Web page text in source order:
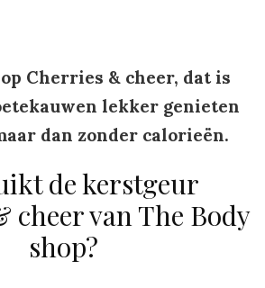
Cherries & cheer, dat is
lekker genieten
dan zonder calorieën.
de kerstgeur
cheer van The Body
shop?